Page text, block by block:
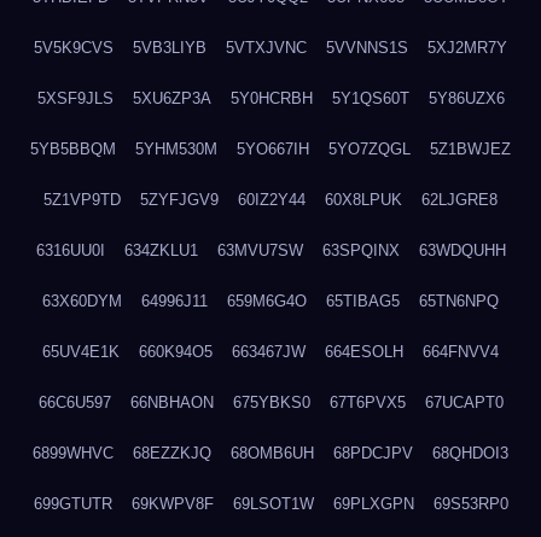
5V5K9CVS 5VB3LIYB 5VTXJVNC 5VVNNS1S 5XJ2MR7Y
5XSF9JLS 5XU6ZP3A 5Y0HCRBH 5Y1QS60T 5Y86UZX6
5YB5BBQM 5YHM530M 5YO667IH 5YO7ZQGL 5Z1BWJEZ
5Z1VP9TD 5ZYFJGV9 60IZ2Y44 60X8LPUK 62LJGRE8
6316UU0I 634ZKLU1 63MVU7SW 63SPQINX 63WDQUHH
63X60DYM 64996J11 659M6G4O 65TIBAG5 65TN6NPQ
65UV4E1K 660K94O5 663467JW 664ESOLH 664FNVV4
66C6U597 66NBHAON 675YBKS0 67T6PVX5 67UCAPT0
6899WHVC 68EZZKJQ 68OMB6UH 68PDCJPV 68QHDOI3
699GTUTR 69KWPV8F 69LSOT1W 69PLXGPN 69S53RP0